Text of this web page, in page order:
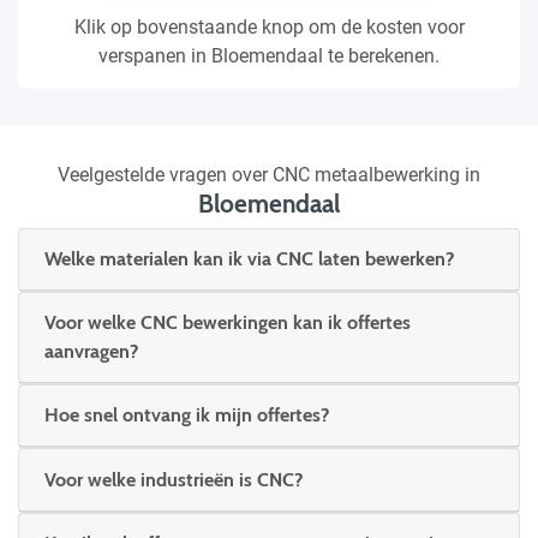
Klik op bovenstaande knop om de kosten voor
verspanen in Bloemendaal te berekenen.
Veelgestelde vragen over CNC metaalbewerking in
Bloemendaal
Welke materialen kan ik via CNC laten bewerken?
Voor welke CNC bewerkingen kan ik offertes
aanvragen?
Hoe snel ontvang ik mijn offertes?
Voor welke industrieën is CNC?